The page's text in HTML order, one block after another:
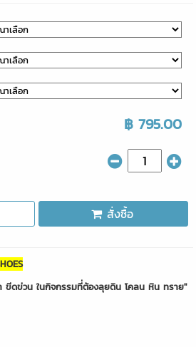
฿ 795.00
สั่งซื้อ
ขีดข่วน ในกิจกรรมที่ต้องลุยดิน โคลน หิน ทราย"